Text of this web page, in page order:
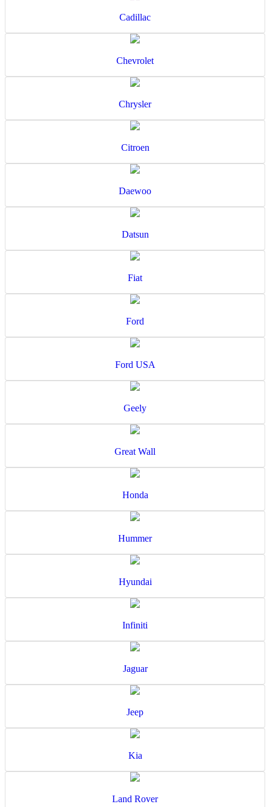
Cadillac
Chevrolet
Chrysler
Citroen
Daewoo
Datsun
Fiat
Ford
Ford USA
Geely
Great Wall
Honda
Hummer
Hyundai
Infiniti
Jaguar
Jeep
Kia
Land Rover